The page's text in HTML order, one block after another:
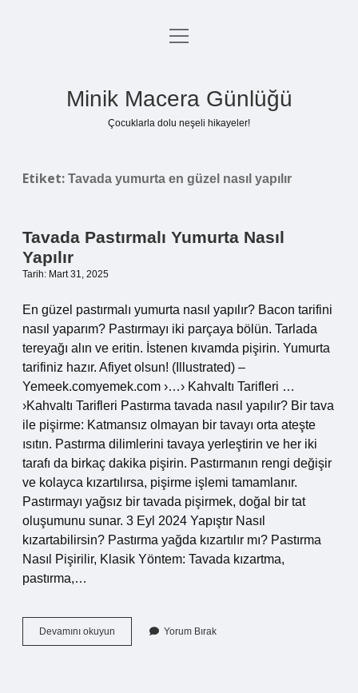
Anasayfa
menüyü
Minik Macera Günlüğü
Çocuklarla dolu neşeli hikayeler!
Etiket: Tavada yumurta en güzel nasıl yapılır
Tavada Pastırmalı Yumurta Nasıl
Yapılır
Tarih: Mart 31, 2025
En güzel pastırmalı yumurta nasıl yapılır? Bacon tarifini
nasıl yaparım? Pastırmayı iki parçaya bölün. Tarlada
tereyağı alın ve eritin. İstenen kıvamda pişirin. Yumurta
tarifiniz hazır. Afiyet olsun! (Illustrated) –
Yemeek.comyemek.com ›…› Kahvaltı Tarifleri …
›Kahvaltı Tarifleri Pastırma tavada nasıl yapılır? Bir tava
ile pişirme: Katmansız olmayan bir tavayı orta ateşte
ısıtın. Pastırma dilimlerini tavaya yerleştirin ve her iki
tarafı da birkaç dakika pişirin. Pastırmanın rengi değişir
ve kolayca kızartılırsa, pişirme işlemi tamamlanır.
Pastırmayı yağsız bir tavada pişirmek, doğal bir tat
oluşumunu sunar. 3 Eyl 2024 Yapıştır Nasıl
kızartabilirsin? Pastırma yağda kızartılır mı? Pastırma
Nasıl Pişirilir, Klasik Yöntem: Tavada kızartma,
pastırma,…
Devamını okuyun
Pastırmalı
Yorum Bırak